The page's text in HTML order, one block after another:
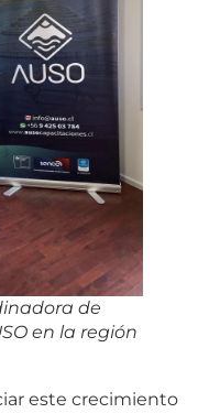
de
en la región
este crecimiento